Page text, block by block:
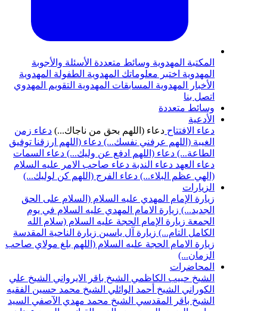
المكتبة المهدوية وسائط متعددة الأسئلة والأجوبة
المهدوية اختبر معلوماتك المهدوية الطفولة المهدوية
الأخبار المهدوية المسابقات المهدوية التقويم المهدوي
اتصل بنا
وسائط متعددة
الأدعية
دعاء الافتتاح دعاء (اللهم بحق من ناجاك...) دعاء زمن
الغيبة (اللهم عرفني نفسك...) دعاء (اللهم ارزقنا توفيق
الطاعة...) دعاء (اللهم ادفع عن وليك...) دعاء السمات
دعاء العهد دعاء الندبة دعاء صاحب الامر عليه السلام
(الهي عظم البلاء...) دعاء الفرج (اللهم كن لوليك...)
الزيارات
زيارة الإمام المهدي عليه السلام (السلام على الحق
الجديد...) زيارة الامام المهدي عليه السلام في يوم
الجمعة زيارة الإمام الحجة عليه السلام (سلام الله
الكامل التام...) زيارة آل ياسين زيارة الناحية المقدسة
زيارة الامام الحجة عليه السلام (اللهم بلغ مولاي صاحب
الزمان...)
المحاضرات
الشيخ حبيب الكاظمي الشيخ باقر الايرواني الشيخ علي
الكوراني الشيخ أحمد الوائلي الشيخ محمد حسين الفقيه
الشيخ باقر المقدسي الشيخ محمد مهدي الآصفي السيد